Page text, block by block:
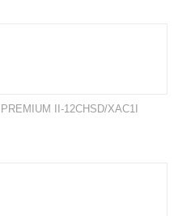
PREMIUM II-12CHSD/XAC1I